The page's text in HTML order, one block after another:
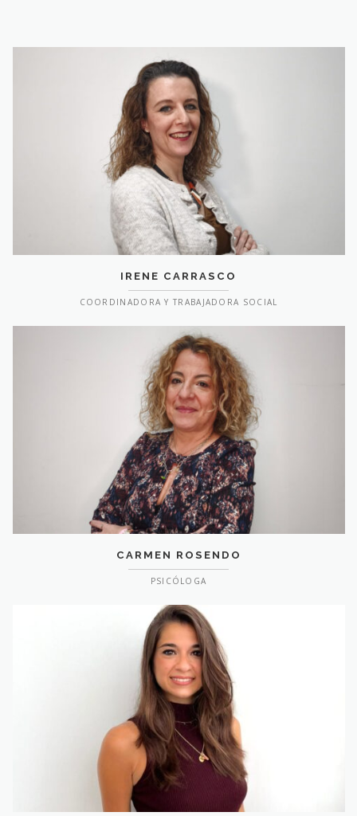
IRENE CARRASCO
COORDINADORA Y TRABAJADORA SOCIAL
CARMEN ROSENDO
PSICÓLOGA